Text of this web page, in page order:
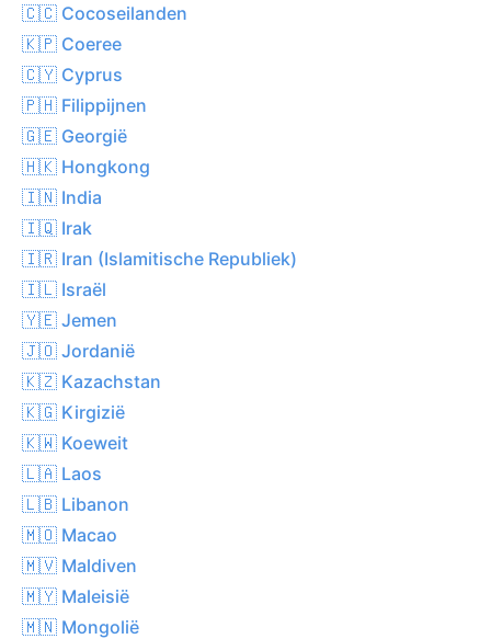
🇨🇨 Cocoseilanden
🇰🇵 Coeree
🇨🇾 Cyprus
🇵🇭 Filippijnen
🇬🇪 Georgië
🇭🇰 Hongkong
🇮🇳 India
🇮🇶 Irak
🇮🇷 Iran (Islamitische Republiek)
🇮🇱 Israël
🇾🇪 Jemen
🇯🇴 Jordanië
🇰🇿 Kazachstan
🇰🇬 Kirgizië
🇰🇼 Koeweit
🇱🇦 Laos
🇱🇧 Libanon
🇲🇴 Macao
🇲🇻 Maldiven
🇲🇾 Maleisië
🇲🇳 Mongolië